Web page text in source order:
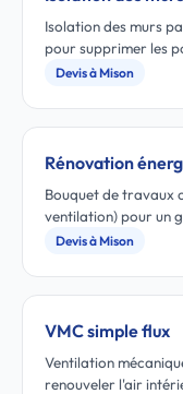
Isolation des murs
pour supprimer les
Devis à Mison
Rénovation
Bouquet de travaux
ventilation) pour un
Devis à Mison
VMC simple flux
Ventilation
renouveler l'air